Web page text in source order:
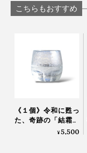
飲む快適だけでは
インは、加賀屋・別
はじめ、国内高級リ
ます。
こちらもおすすめ
《１個》令和に甦っ
た、奇跡の「結霜グ
ラス」｜結霜月華
¥5,500